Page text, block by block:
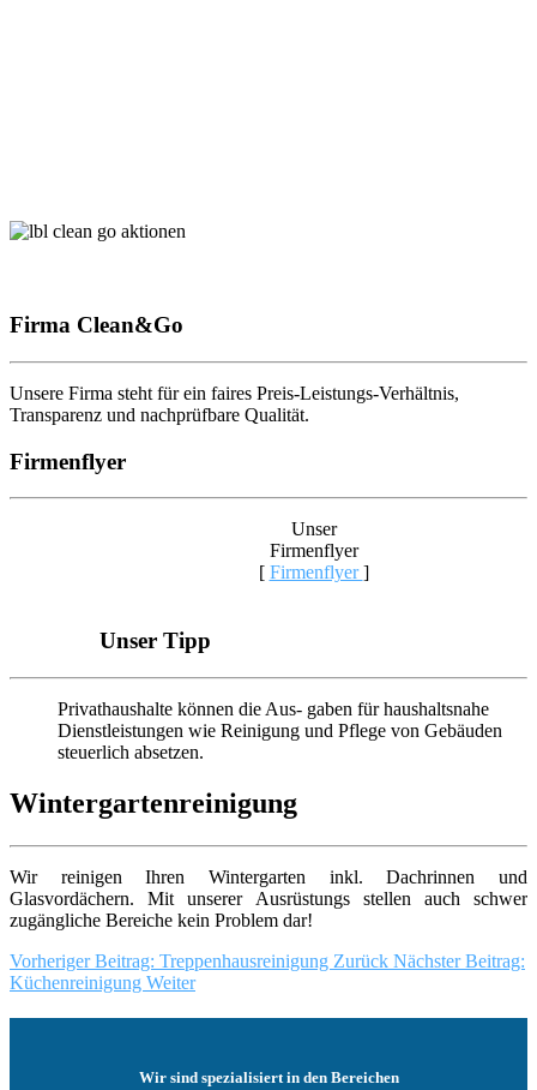
Firma Clean&Go
Unsere Firma steht für ein faires Preis-Leistungs-Verhältnis,
Transparenz und nachprüfbare Qualität.
Firmenflyer
Unser
Firmenflyer
[ Firmenflyer]
Unser Tipp
Privathaushalte können die Aus- gaben für haushaltsnahe
Dienstleistungen wie Reinigung und Pflege von Gebäuden
steuerlich absetzen.
Wintergartenreinigung
Wir reinigen Ihren Wintergarten inkl. Dachrinnen und
Glasvordächern. Mit unserer Ausrüstungs stellen auch schwer
zugängliche Bereiche kein Problem dar!
Vorheriger Beitrag: Treppenhausreinigung Zurück Nächster Beitrag:
Küchenreinigung Weiter
Wir sind spezialisiert in den Bereichen